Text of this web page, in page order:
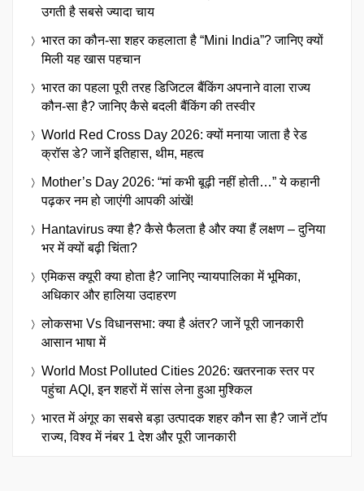
उगती है सबसे ज्यादा चाय
भारत का कौन-सा शहर कहलाता है “Mini India”? जानिए क्यों
मिली यह खास पहचान
भारत का पहला पूरी तरह डिजिटल बैंकिंग अपनाने वाला राज्य
कौन-सा है? जानिए कैसे बदली बैंकिंग की तस्वीर
World Red Cross Day 2026: क्यों मनाया जाता है रेड
क्रॉस डे? जानें इतिहास, थीम, महत्व
Mother’s Day 2026: “मां कभी बूढ़ी नहीं होती…” ये कहानी
पढ़कर नम हो जाएंगी आपकी आंखें!
Hantavirus क्या है? कैसे फैलता है और क्या हैं लक्षण – दुनिया
भर में क्यों बढ़ी चिंता?
एमिकस क्यूरी क्या होता है? जानिए न्यायपालिका में भूमिका,
अधिकार और हालिया उदाहरण
लोकसभा Vs विधानसभा: क्या है अंतर? जानें पूरी जानकारी
आसान भाषा में
World Most Polluted Cities 2026: खतरनाक स्तर पर
पहुंचा AQI, इन शहरों में सांस लेना हुआ मुश्किल
भारत में अंगूर का सबसे बड़ा उत्पादक शहर कौन सा है? जानें टॉप
राज्य, विश्व में नंबर 1 देश और पूरी जानकारी